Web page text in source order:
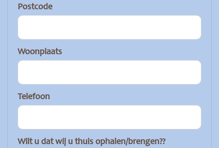
Postcode
Woonplaats
Telefoon
Wilt u dat wij u thuis ophalen/brengen??